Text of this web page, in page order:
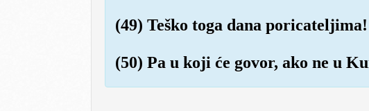
(49) Teško toga dana poricateljima!
(50) Pa u koji će govor, ako ne u